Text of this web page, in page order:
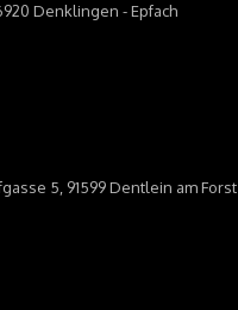
Denklingen - Epfach
5, 91599 Dentlein am Forst